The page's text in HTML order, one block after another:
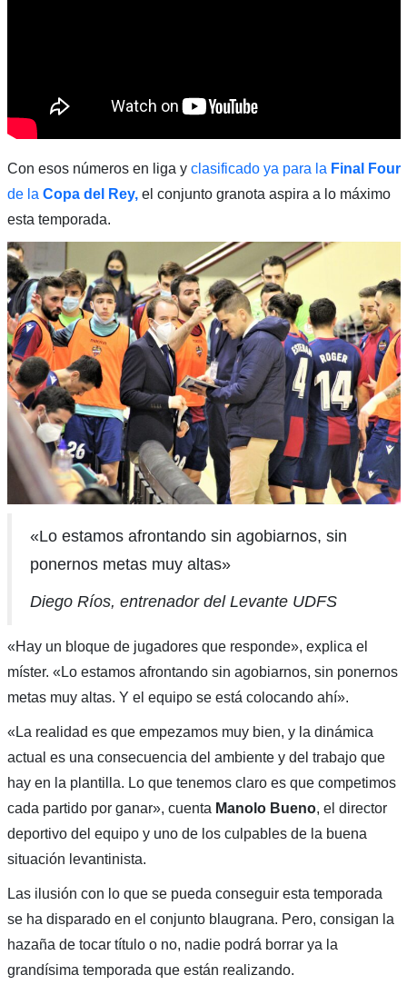
Con esos números en liga y clasificado ya para la Final Four
de la Copa del Rey,el conjunto granota aspira a lo máximo
esta temporada.
«Lo estamos afrontando sin agobiarnos, sin
ponernos metas muy altas»
Diego Ríos, entrenador del Levante UDFS
«Hay un bloque de jugadores que responde», explica el
míster. «Lo estamos afrontando sin agobiarnos, sin ponernos
metas muy altas. Y el equipo se está colocando ahí».
«La realidad es que empezamos muy bien, y la dinámica
actual es una consecuencia del ambiente y del trabajo que
hay en la plantilla. Lo que tenemos claro es que competimos
cada partido por ganar», cuenta Manolo Bueno, el director
deportivo del equipo y uno de los culpables de la buena
situación levantinista.
Las ilusión con lo que se pueda conseguir esta temporada
se ha disparado en el conjunto blaugrana. Pero, consigan la
hazaña de tocar título o no, nadie podrá borrar ya la
grandísima temporada que están realizando.